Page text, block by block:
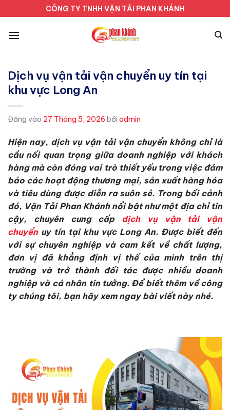
qua
nội
CÔNG TY TNHH VẬN TẢI PHAN KHÁNH
Dịch vụ vận tải vận chuyển uy tín tại
khu vực Long An
Đăng vào 27 Tháng 5, 2026 bởi admin
Hiện nay, dịch vụ vận tải vận chuyển không chỉ là
cầu nối quan trọng giữa doanh nghiệp với khách
hàng mà còn đóng vai trò thiết yếu trong việc đảm
bảo các hoạt động thương mại, sản xuất hàng hóa
và tiêu dùng được diễn ra suôn sẻ. Trong bối cảnh
đó, Vận Tải Phan Khánh nổi bật như một địa chỉ tin
cậy, chuyên cung cấp dịch vụ vận tải vận
chuyểnuy tín tại khu vực Long An. Được biết đến
với sự chuyên nghiệp và cam kết về chất lượng,
đơn vị đã khẳng định vị thế của mình trên thị
trường và trở thành đối tác được nhiều doanh
nghiệp và cá nhân tin tưởng. Để biết thêm về công
ty chúng tôi, bạn hãy xem ngay bài viết này nhé.